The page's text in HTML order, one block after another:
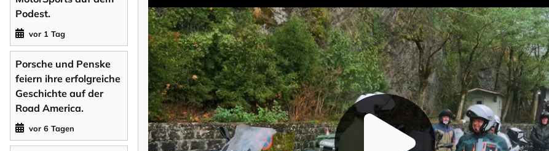
Podest.
vor 1 Tag
Porsche und Penske
feiern ihre erfolgreiche
Geschichte auf der
Road America.
vor 6 Tagen